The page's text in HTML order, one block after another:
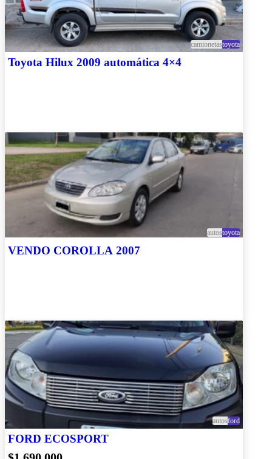
camionetastoyota
Toyota Hilux 2009 automática 4×4
autostoyota
VENDO COROLLA 2007
autosford
FORD ECOSPORT